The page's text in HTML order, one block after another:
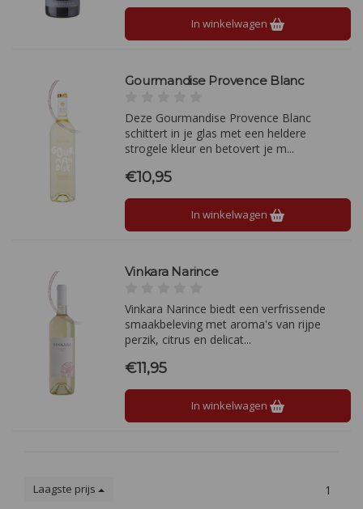
In winkelwagen
Gourmandise Provence Blanc
Deze Gourmandise Provence Blanc
schittert in je glas met een heldere
strogele kleur en betovert je m...
€10,95
In winkelwagen
Vinkara Narince
Vinkara Narince biedt een verfrissende
smaakbeleving met aroma's van rijpe
perzik, citrus en delicat...
€11,95
In winkelwagen
Laagste prijs 1